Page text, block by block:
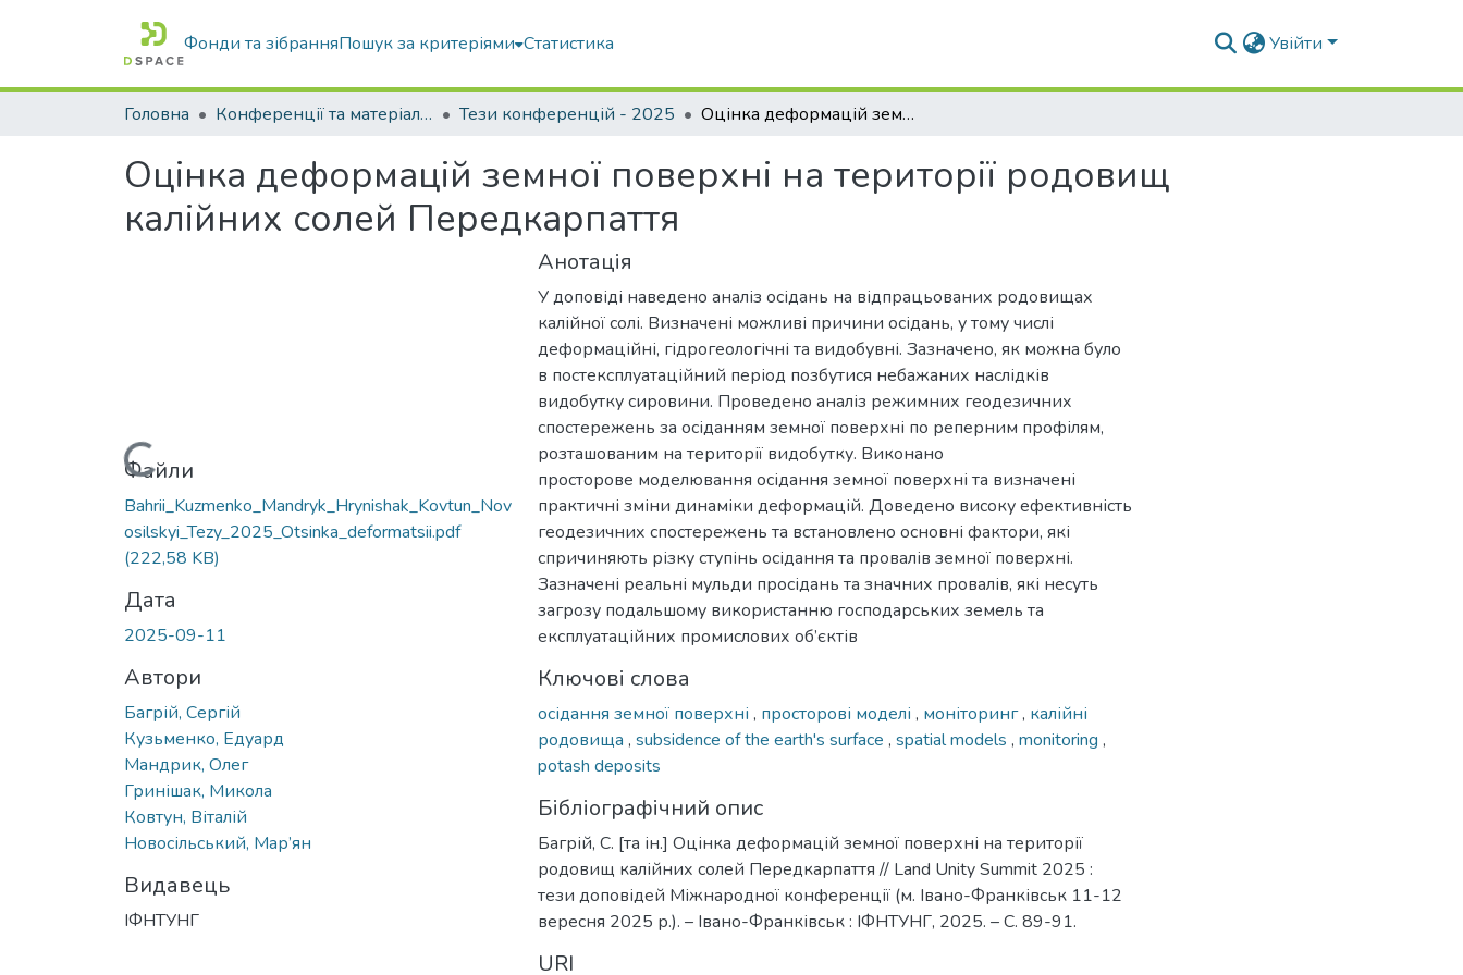
Фонди та зібранняПошук за критеріями Статистика Увійти
Головна Конференції та матеріали конференцій Тези конференцій - 2025 Оцінка деформацій земної поверхні на території родовищ калійних солей Передкарпаття
Оцінка деформацій земної поверхні на території родовищ
калійних солей Передкарпаття
Вантажиться...
Файли
Bahrii_Kuzmenko_Mandryk_Hrynishak_Kovtun_Nov
osilskyi_Tezy_2025_Otsinka_deformatsii.pdf
(222,58 KB)
Дата
2025-09-11
Автори
Багрій, Сергій
Кузьменко, Едуард
Мандрик, Олег
Гринішак, Микола
Ковтун, Віталій
Новосільський, Мар’ян
Видавець
ІФНТУНГ
Анотація
У доповіді наведено аналіз осідань на відпрацьованих родовищах
калійної солі. Визначені можливі причини осідань, у тому числі
деформаційні, гідрогеологічні та видобувні. Зазначено, як можна було
в постексплуатаційний період позбутися небажаних наслідків
видобутку сировини. Проведено аналіз режимних геодезичних
спостережень за осіданням земної поверхні по реперним профілям,
розташованим на території видобутку. Виконано
просторове моделювання осідання земної поверхні та визначені
практичні зміни динаміки деформацій. Доведено високу ефективність
геодезичних спостережень та встановлено основні фактори, які
спричиняють різку ступінь осідання та провалів земної поверхні.
Зазначені реальні мульди просідань та значних провалів, які несуть
загрозу подальшому використанню господарських земель та
експлуатаційних промислових об’єктів
Ключові слова
осідання земної поверхні , просторові моделі , моніторинг, калійні
родовища , subsidence of the earth's surface , spatial models , monitoring ,
potash deposits
Бібліографічний опис
Багрій, С. [та ін.] Оцінка деформацій земної поверхні на території
родовищ калійних солей Передкарпаття // Land Unity Summit 2025 :
тези доповідей Міжнародної конференції (м. Івано-Франківськ 11-12
вересня 2025 р.). – Івано-Франківськ : ІФНТУНГ, 2025. – С. 89-91.
URI